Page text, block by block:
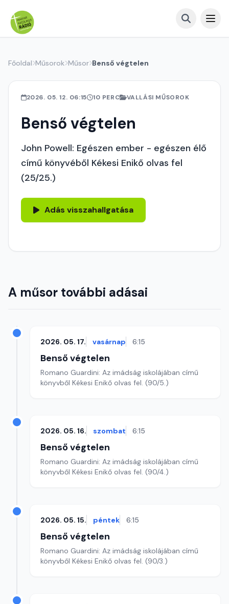
Főoldal Műsorok Műsor Benső végtelen
2026. 05. 12. 06:15 10 PERC VALLÁSI MŰSOROK
Benső végtelen
John Powell: Egészen ember - egészen élő
című könyvéből Kékesi Enikő olvas fel
(25/25.)
Adás visszahallgatása
A műsor további adásai
2026. 05. 17. vasárnap 6:15
Benső végtelen
Romano Guardini: Az imádság iskolájában című
könyvből Kékesi Enikő olvas fel. (90/5.)
2026. 05. 16. szombat 6:15
Benső végtelen
Romano Guardini: Az imádság iskolájában című
könyvből Kékesi Enikő olvas fel. (90/4.)
2026. 05. 15. péntek 6:15
Benső végtelen
Romano Guardini: Az imádság iskolájában című
könyvből Kékesi Enikő olvas fel. (90/3.)